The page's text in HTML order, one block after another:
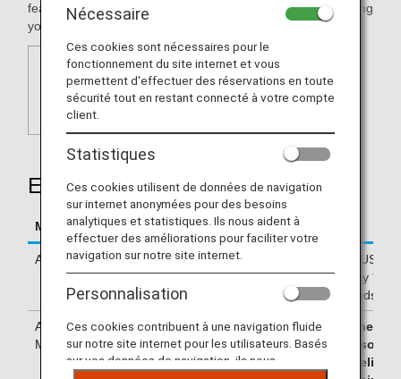
features, amenities, and experiences that contribute to giving
you the holiday you truly deserve.
Earning Miles
Mileage Accrual Terms Details
Accrual Miles
ASAI Hotels Brands: 1mile per US$1
Dusit Brands: 500 miles per stay *
per stay for Dusit Princess brands
Accrual Conditions and
Method
Miles will be credited only when
through Dusit Hotels and Resorts
by e-mail or by telephone at
Nécessaire
Ces cookies sont nécessaires pour le
fonctionnement du site internet et vous
permettent d'effectuer des réservations en toute
sécurité tout en restant connecté à votre compte
client.
Statistiques
Ces cookies utilisent de données de navigation
sur internet anonymées pour des besoins
analytiques et statistiques. Ils nous aident à
effectuer des améliorations pour faciliter votre
navigation sur notre site internet.
Personnalisation
Ces cookies contribuent à une navigation fluide
sur notre site internet pour les utilisateurs. Basés
sur vos données de navigation, ils nous